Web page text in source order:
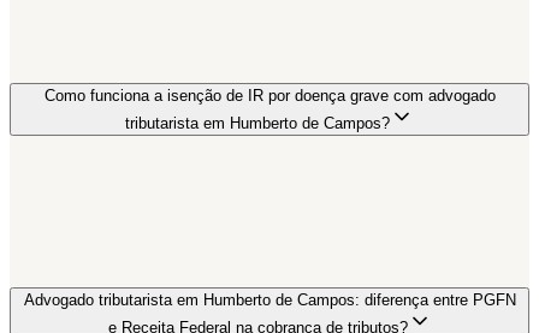
Como funciona a isenção de IR por doença grave com advogado
tributarista em Humberto de Campos?
Advogado tributarista em Humberto de Campos: diferença entre PGFN
e Receita Federal na cobrança de tributos?